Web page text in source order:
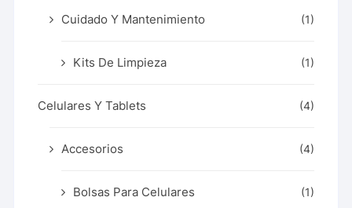
Cuidado Y Mantenimiento (1)
Kits De Limpieza (1)
Celulares Y Tablets (4)
Accesorios (4)
Bolsas Para Celulares (1)